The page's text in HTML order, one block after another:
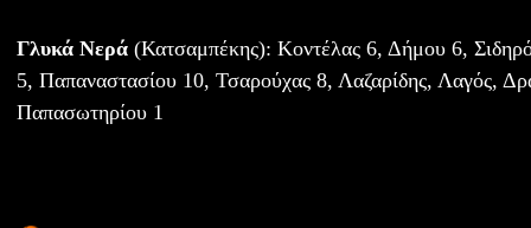
Γλυκά Νερά (Κατσαμπέκης): Κοντέλας 6, Δήμου 6,
5, Παπαναστασίου 10, Τσαρούχας 8, Λαζαρίδης, Λαγός,
Παπασωτηρίου 1